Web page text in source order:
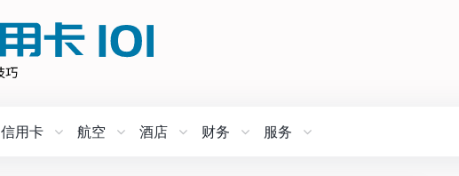
信用卡 航空 酒店 财务 服务